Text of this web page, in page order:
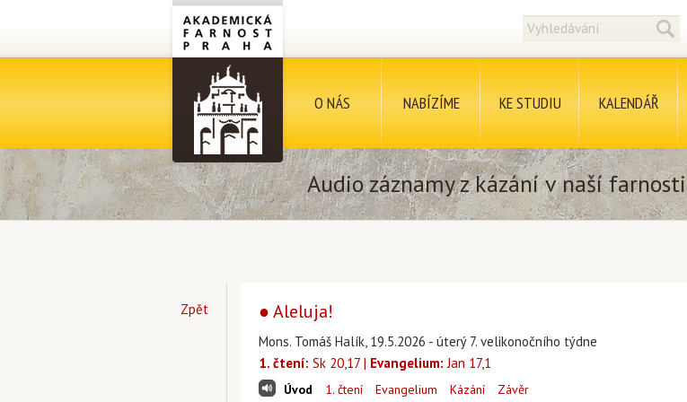
O NÁS NABÍZÍME KE STUDIU KALENDÁŘ
Audio záznamy z kázání v naší farnosti
Zpět ● Aleluja!
Mons. Tomáš Halík, 19.5.2026 - úterý 7. velikonočního týdne
1. čtení: Sk 20,17 | Evangelium: Jan 17,1
Úvod 1. čtení Evangelium Kázání Závěr